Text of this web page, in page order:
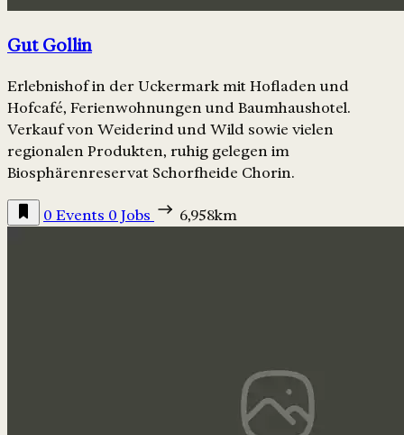
Gut Gollin
Erlebnishof in der Uckermark mit Hofladen und
Hofcafé, Ferienwohnungen und Baumhaushotel.
Verkauf von Weiderind und Wild sowie vielen
regionalen Produkten, ruhig gelegen im
Biosphärenreservat Schorfheide Chorin.
0 Events 0 Jobs 6,958km